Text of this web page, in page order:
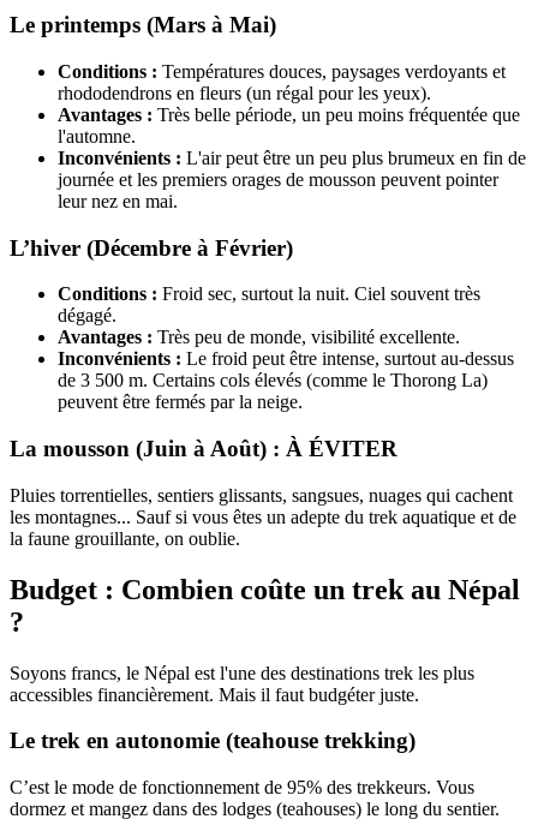
Le printemps (Mars à Mai)
Conditions : Températures douces, paysages verdoyants et
rhododendrons en fleurs (un régal pour les yeux).
Avantages : Très belle période, un peu moins fréquentée que
l'automne.
Inconvénients : L'air peut être un peu plus brumeux en fin de
journée et les premiers orages de mousson peuvent pointer
leur nez en mai.
L’hiver (Décembre à Février)
Conditions : Froid sec, surtout la nuit. Ciel souvent très
dégagé.
Avantages : Très peu de monde, visibilité excellente.
Inconvénients : Le froid peut être intense, surtout au-dessus
de 3 500 m. Certains cols élevés (comme le Thorong La)
peuvent être fermés par la neige.
La mousson (Juin à Août) : À ÉVITER
Pluies torrentielles, sentiers glissants, sangsues, nuages qui cachent
les montagnes... Sauf si vous êtes un adepte du trek aquatique et de
la faune grouillante, on oublie.
Budget : Combien coûte un trek au Népal
?
Soyons francs, le Népal est l'une des destinations trek les plus
accessibles financièrement. Mais il faut budgéter juste.
Le trek en autonomie (teahouse trekking)
C’est le mode de fonctionnement de 95% des trekkeurs. Vous
dormez et mangez dans des lodges (teahouses) le long du sentier.